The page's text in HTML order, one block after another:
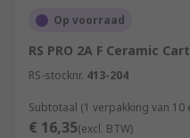
Op voorraad
RS PRO 2A F Ceramic
RS-stocknr. 413-204
Subtotaal (1 verpakking van 10
€ 16,35(excl. BTW)